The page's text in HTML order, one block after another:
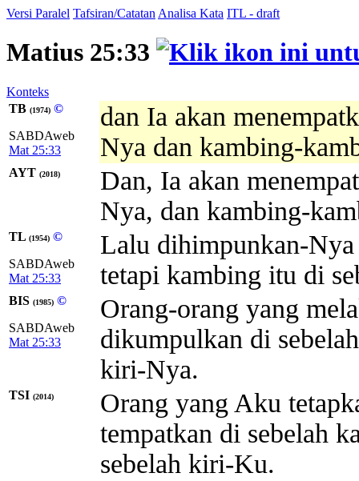
Versi Paralel Tafsiran/Catatan Analisa Kata ITL - draft
Matius 25:33
Konteks
TB (1974) ©
SABDAweb
Mat 25:33
dan Ia akan
Nya dan kambing-
AYT (2018)
Dan, Ia akan
Nya, dan kambing-
TL (1954) ©
SABDAweb
Mat 25:33
Lalu dihimpunkan-
tetapi kambing itu di
BIS (1985) ©
SABDAweb
Mat 25:33
Orang-orang yang
dikumpulkan di
kiri-Nya.
TSI (2014)
Orang yang Aku
tempatkan di sebelah
sebelah kiri-Ku.